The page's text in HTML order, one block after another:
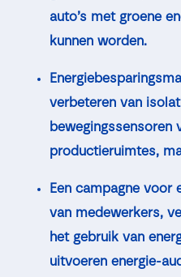
auto’s met groene
kunnen worden.
verbeteren van
bewegingssensoren
productieruimtes,
Een campagne voor
van medewerkers,
het gebruik van
uitvoeren energie-